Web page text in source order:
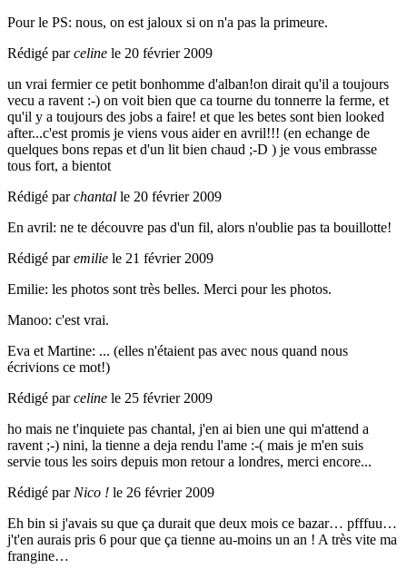
Pour le PS: nous, on est jaloux si on n'a pas la primeure.
Rédigé parceline le 20 février 2009
un vrai fermier ce petit bonhomme d'alban!on dirait qu'il a toujours
vecu a ravent :-) on voit bien que ca tourne du tonnerre la ferme, et
qu'il y a toujours des jobs a faire! et que les betes sont bien looked
after...c'est promis je viens vous aider en avril!!! (en echange de
quelques bons repas et d'un lit bien chaud ;-D ) je vous embrasse
tous fort, a bientot
Rédigé parchantal le 20 février 2009
En avril: ne te découvre pas d'un fil, alors n'oublie pas ta bouillotte!
Rédigé paremilie le 21 février 2009
Emilie: les photos sont très belles. Merci pour les photos.
Manoo: c'est vrai.
Eva et Martine: ... (elles n'étaient pas avec nous quand nous
écrivions ce mot!)
Rédigé parceline le 25 février 2009
ho mais ne t'inquiete pas chantal, j'en ai bien une qui m'attend a
ravent ;-) nini, la tienne a deja rendu l'ame :-( mais je m'en suis
servie tous les soirs depuis mon retour a londres, merci encore...
Rédigé par Nico ! le 26 février 2009
Eh bin si j'avais su que ça durait que deux mois ce bazar… pfffuu…
j't'en aurais pris 6 pour que ça tienne au-moins un an ! A très vite ma
frangine…